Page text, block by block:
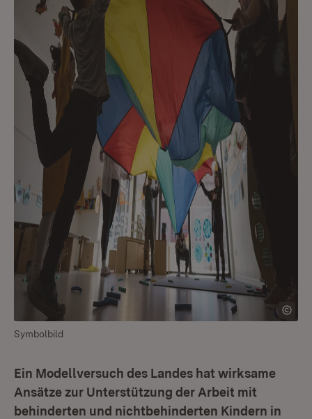
Symbolbild
Ein Modellversuch des Landes hat wirksame
Ansätze zur Unterstützung der Arbeit mit
behinderten und nichtbehinderten Kindern in